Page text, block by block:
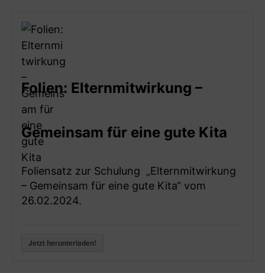
Folien: Elternmitwirkung –
Gemeinsam für eine gute Kita
Foliensatz zur Schulung „Elternmitwirkung
– Gemeinsam für eine gute Kita“ vom
26.02.2024.
Jetzt herunterladen!